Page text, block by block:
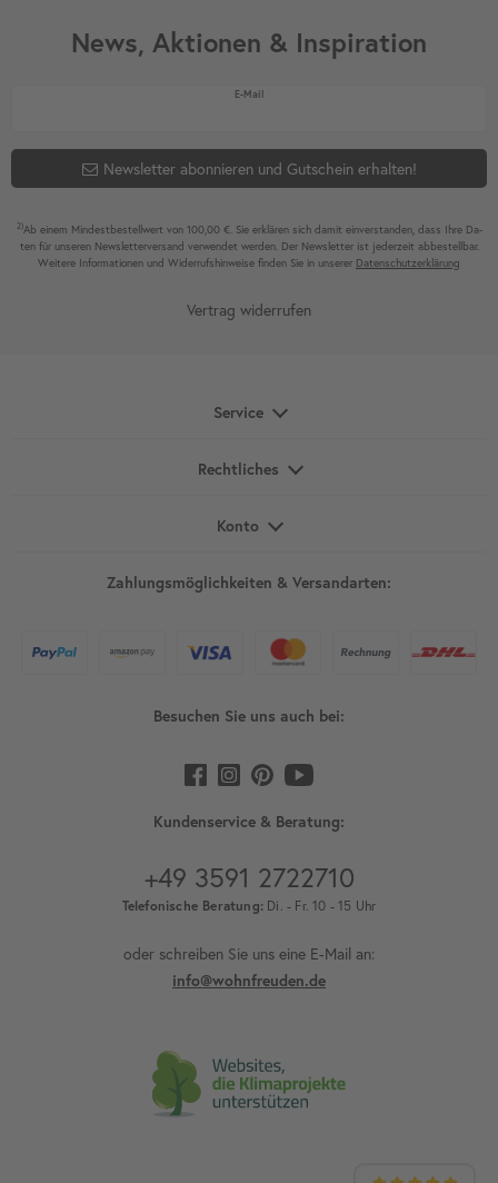
News, Aktionen & Inspiration
E-MailNewsletter Honig
Newsletter abonnieren und Gutschein erhalten!
2)Ab einem Mindest­bestell­wert von 100,00 €. Sie erklären sich damit ein­ver­standen, dass Ihre Da­
ten für unseren News­letter­versand ver­wen­det werden. Der News­letter ist jeder­zeit ab­bestel­lbar.
Weitere Infor­mationen und Wider­rufshin­weise finden Sie in unserer Daten­schutz­erklärung
Vertrag widerrufen
Service
Rechtliches
Konto
Zahlungsmöglichkeiten & Versandarten:
Besuchen Sie uns auch bei:
Kundenservice & Beratung:
+49 3591 2722710
Telefonische Beratung: Di. - Fr. 10 - 15 Uhr
oder schreiben Sie uns eine E-Mail an:
info@wohnfreuden.de